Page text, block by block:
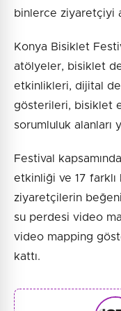
binlerce ziyaretçiyi
Konya Bisiklet
atölyeler, bisiklet
etkinlikleri, dijital
gösterileri, bisiklet
sorumluluk alanları
Festival
etkinliği ve 17
ziyaretçilerin
su perdesi video
video mapping
kattı.